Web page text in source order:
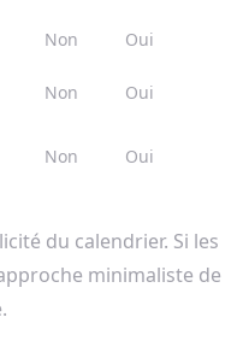
Non Oui
Non Oui
Non Oui
du calendrier. Si les
minimaliste de